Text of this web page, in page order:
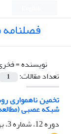
نویسنده =
تعداد مقالات:
1
تخمین ناهمواری
شبکه عصبی
دوره 12، شماره 3، بهار 1400، صفحه